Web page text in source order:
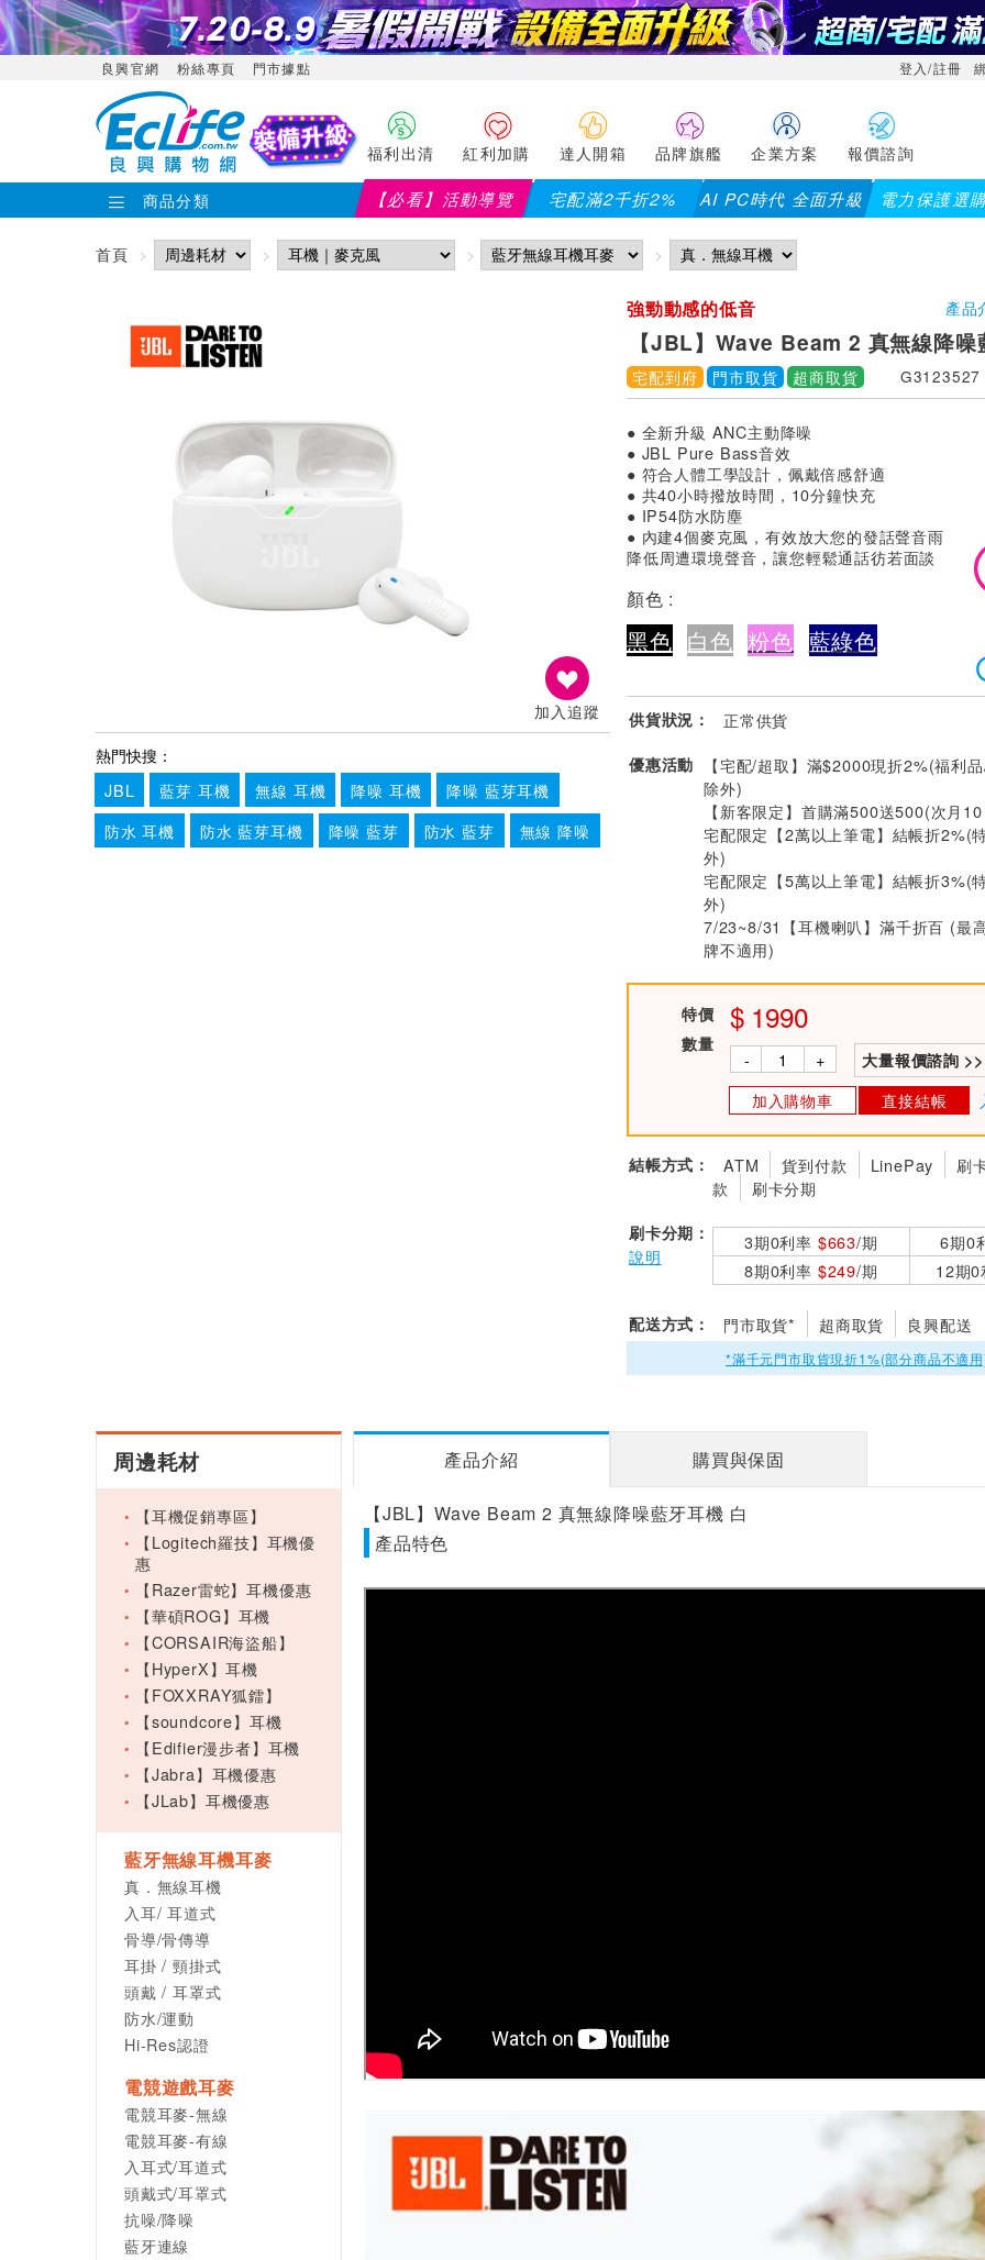
良興官網 粉絲專頁 門市據點 登入/註冊
福利出清 紅利加購 達人開箱 品牌旗艦 企業方案 報價諮詢
商品分類 【必看】活動導覽 宅配滿2千折2% AI PC時代 全面升級 電力保護選
【PX大通】全館滿千折百(部分品項不適用，滿2千折200...) 儀錶指
首頁
加入追蹤
熱門快搜：
JBL
藍芽 耳機 無線 耳機 降噪 耳機
降噪 藍芽耳機
防水 耳機
防水 藍芽耳機 降噪 藍芽 防水 藍芽 無線 降噪
強勁動感的低音 產品
【JBL】Wave Beam 2 真無線降噪
宅配到府 門市取貨 超商取貨 G3123527
● 全新升級 ANC主動降噪
● JBL Pure Bass音效
● 符合人體工學設計，佩戴倍感舒適
● 共40小時撥放時間，10分鐘快充
● IP54防水防塵
● 內建4個麥克風，有效放大您的發話聲音雨
降低周遭環境聲音，讓您輕鬆通話彷若面談
顏色 :
黑色 白色 粉色 藍綠色
供貨狀況： 正常供貨
優惠活動
【宅配/超取】滿$2000現折2%(福利
除外)
【新客限定】首購滿500送500(次月
宅配限定【2萬以上筆電】結帳折2%(
外)
宅配限定【5萬以上筆電】結帳折3%(
外)
7/23~8/31【耳機喇叭】滿千折百 (最
牌不適用)
特價 1990
數量
- + 大量報價諮詢 >>
加入購物車 直接結帳
結帳方式： ATM 貨到付款 LinePay 刷
款
刷卡分期
刷卡分期：
說明
3期0利率 $663/期 6期0
8期0利率 $249/期 12期0
配送方式： 門市取貨* 超商取貨 良興配送
*滿千元門市取貨現折1%(部分商品不適
周邊耗材
【耳機促銷專區】
【Logitech羅技】耳機優
惠
【Razer雷蛇】耳機優惠
【華碩ROG】耳機
【CORSAIR海盜船】
【HyperX】耳機
【FOXXRAY狐鐳】
【soundcore】耳機
【Edifier漫步者】耳機
【Jabra】耳機優惠
【JLab】耳機優惠
藍牙無線耳機耳麥
真．無線耳機
入耳/ 耳道式
骨導/骨傳導
耳掛 / 頸掛式
頭戴 / 耳罩式
防水/運動
Hi-Res認證
電競遊戲耳麥
電競耳麥-無線
電競耳麥-有線
入耳式/耳道式
頭戴式/耳罩式
抗噪/降噪
藍牙連線
產品介紹 購買與保固
【JBL】Wave Beam 2 真無線降噪藍牙耳機 白
產品特色